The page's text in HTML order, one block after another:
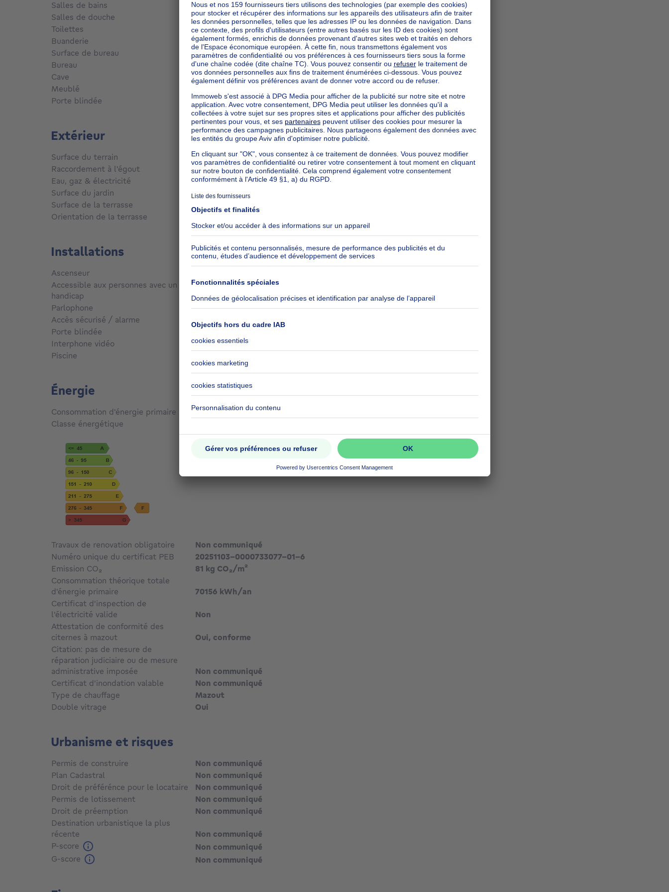
Salles de bains
2
Salles de douche
4
Toilettes
3
Buanderie
Oui
Surface de bureau
7m² mètres carrés
Bureau
Oui
Cave
Oui
Meublé
Porte blindée
Non
Extérieur
Surface du terrain 190m² mètres carrés
Raccordement à l'égout
Connecté
Eau, gaz & électricité
Oui
Surface du jardin
95m² mètres carrés
Surface de la terrasse
36 m²
mètres carrés
Orientation de la terrasse
Nord
Installations
Ascenseur
Accessible aux personnes avec un
handicap
Non
Parlophone
Oui
Accès sécurisé / alarme
Oui
Porte blindée
Non
Interphone vidéo
Oui
Piscine
Énergie
Consommation d'énergie primaire 311kWh/m² kilowattheure par mètres carrés
Classe énergétique
Travaux de renovation obligatoire
Non communiqué
Numéro unique du certificat PEB
20251103-0000733077-01-6
Emission CO₂
81 kg CO₂/m²
Consommation théorique totale
d'énergie primaire
70156 kWh/an
Certificat d'inspection de
l'électricité valide
Non
Attestation de conformité des
citernes à mazout
Oui, conforme
Citation: pas de mesure de
réparation judiciaire ou de mesure
administrative imposée
Non communiqué
Certificat d'inondation valable
Non communiqué
Type de chauffage
Mazout
Double vitrage
Oui
Urbanisme et risques
Permis de construire
Non communiqué
Plan Cadastral
Non communiqué
Droit de préférénce pour le locataire
Non communiqué
Permis de lotissement
Non communiqué
Droit de préemption
Non communiqué
Destination urbanistique la plus
récente
Non communiqué
P-score
Non communiqué
G-score
Non communiqué